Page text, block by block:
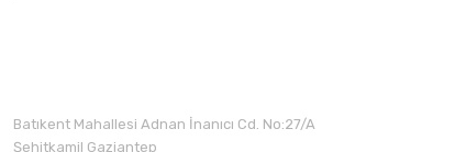
Batıkent Mahallesi Adnan İnanıcı Cd. No:27/A
Şehitkamil Gaziantep